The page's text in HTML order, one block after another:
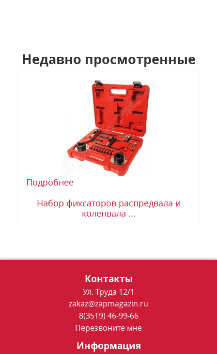
Недавно просмотренные
Подробнее
Набор фиксаторов распредвала и
коленвала ...
Контакты
Ул. Труда 12/1
zakaz@zapmagazin.ru
8(3519) 46-99-66
Перезвоните мне
Информация